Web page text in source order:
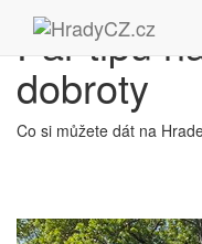
Pár tipů
dobroty
Co si můžete dát na